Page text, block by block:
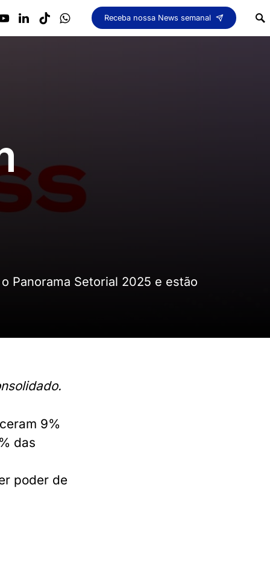
Receba nossa News semanal
Panorama Setorial 2025 e estão
9%
das
poder de